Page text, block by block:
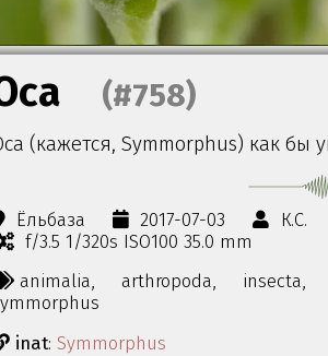
(#758)
(кажется, Symmorphus) как бы
Ёльбаза 2017-07-03 К.С.
f/3.5 1/320s ISO100 35.0 mm
animalia,
arthropoda, insecta,
inat: Symmorphus